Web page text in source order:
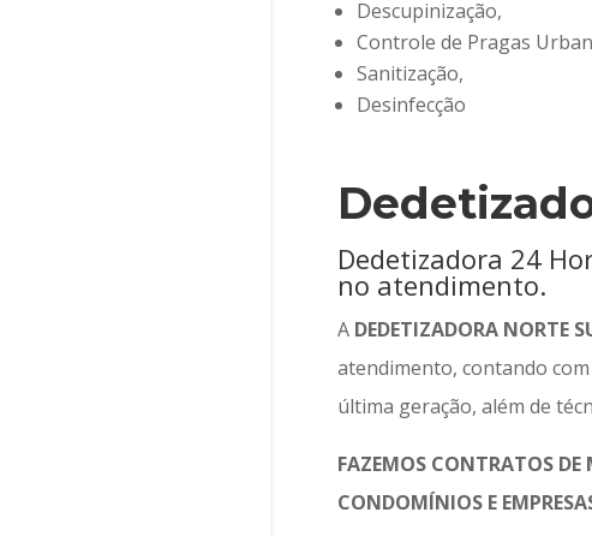
Descupinização,
Controle de Pragas
Sanitização,
Desinfecção
Dedetizadora 24
no atendimento.
A DEDETIZADORA NORTE
atendimento, contando
última geração, além de
FAZEMOS CONTRATOS
CONDOMÍNIOS E